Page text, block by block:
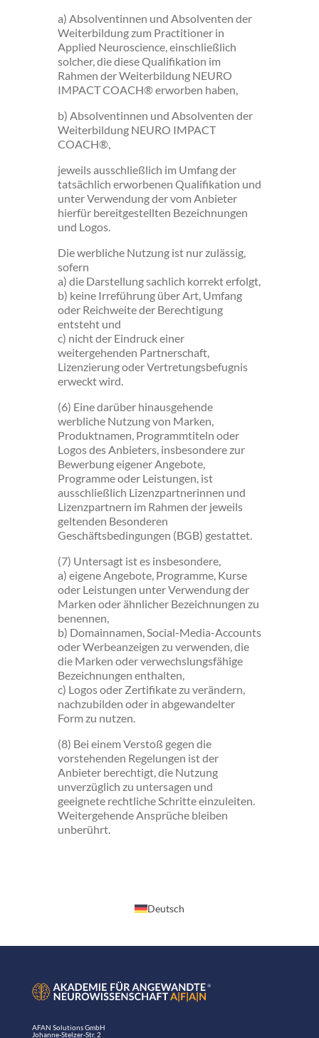
a) Absolventinnen und Absolventen der
Weiterbildung zum Practitioner in
Applied Neuroscience, einschließlich
solcher, die diese Qualifikation im
Rahmen der Weiterbildung NEURO
IMPACT COACH® erworben haben,
b) Absolventinnen und Absolventen der
Weiterbildung NEURO IMPACT
COACH®,
jeweils ausschließlich im Umfang der
tatsächlich erworbenen Qualifikation und
unter Verwendung der vom Anbieter
hierfür bereitgestellten Bezeichnungen
und Logos.
Die werbliche Nutzung ist nur zulässig,
sofern
a) die Darstellung sachlich korrekt erfolgt,
b) keine Irreführung über Art, Umfang
oder Reichweite der Berechtigung
entsteht und
c) nicht der Eindruck einer
weitergehenden Partnerschaft,
Lizenzierung oder Vertretungsbefugnis
erweckt wird.
(6) Eine darüber hinausgehende
werbliche Nutzung von Marken,
Produktnamen, Programmtiteln oder
Logos des Anbieters, insbesondere zur
Bewerbung eigener Angebote,
Programme oder Leistungen, ist
ausschließlich Lizenzpartnerinnen und
Lizenzpartnern im Rahmen der jeweils
geltenden Besonderen
Geschäftsbedingungen (BGB) gestattet.
(7) Untersagt ist es insbesondere,
a) eigene Angebote, Programme, Kurse
oder Leistungen unter Verwendung der
Marken oder ähnlicher Bezeichnungen zu
benennen,
b) Domainnamen, Social-Media-Accounts
oder Werbeanzeigen zu verwenden, die
die Marken oder verwechslungsfähige
Bezeichnungen enthalten,
c) Logos oder Zertifikate zu verändern,
nachzubilden oder in abgewandelter
Form zu nutzen.
(8) Bei einem Verstoß gegen die
vorstehenden Regelungen ist der
Anbieter berechtigt, die Nutzung
unverzüglich zu untersagen und
geeignete rechtliche Schritte einzuleiten.
Weitergehende Ansprüche bleiben
unberührt.
AFAN Solutions GmbH
Johanne-Stelzer-Str. 2
Deutsch